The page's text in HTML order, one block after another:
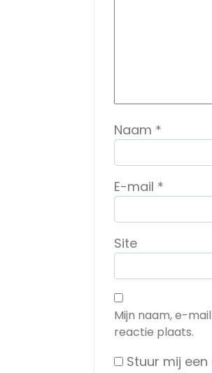
Naam *
E-mail *
Site
Mijn naam, e-
reactie plaats.
Stuur mij